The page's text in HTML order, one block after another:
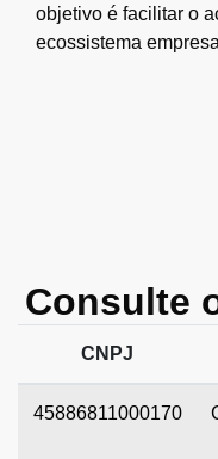
objetivo é facilitar o
ecossistema
Consulte
CNPJ
45886811000170